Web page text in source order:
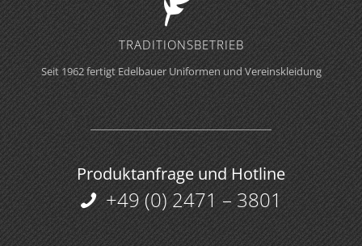
TRADITIONS­BETRIEB
Seit 1962 fertigt Edelbauer Uniformen und Vereinskleidung
Produktanfrage und Hotline
+49 (0) 2471 – 3801